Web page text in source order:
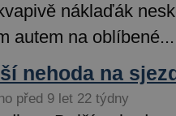
náklaďák
autem na oblíbené...
nehoda na
před 9 let 22 týdny